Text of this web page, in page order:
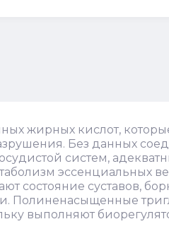
жирных кислот,
Без данных
систем,
эссенциальных
состояние суставов,
Полиненасыщенные
выполняют